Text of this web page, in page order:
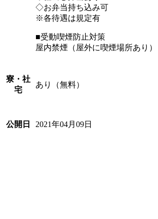
◇お弁当持ち込み可
※各待遇は規定有
■受動喫煙防止対策
屋内禁煙（屋外に喫煙場所あり）
寮・社
宅
あり（無料）
公開日 2021年04月09日